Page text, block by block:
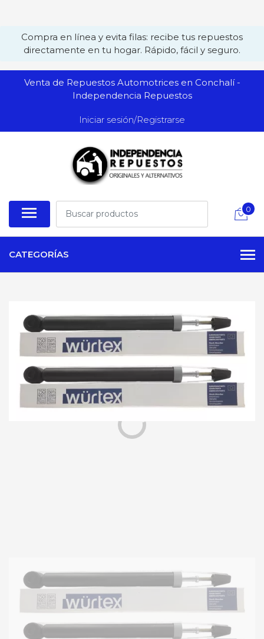
Compra en línea y evita filas: recibe tus repuestos
directamente en tu hogar. Rápido, fácil y seguro.
Venta de Repuestos Automotrices en Conchalí -
Independencia Repuestos
Iniciar sesión/Registrarse
0
CATEGORÍAS